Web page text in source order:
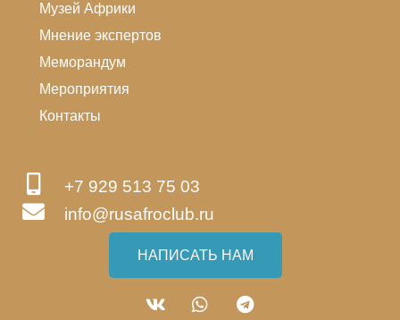
Музей Африки
Мнение экспертов
Меморандум
Мероприятия
Контакты
+7 929 513 75 03
info@rusafroclub.ru
НАПИСАТЬ НАМ